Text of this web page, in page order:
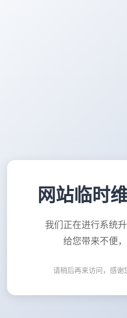
网站临时
我们正在进行系统
给您带来不便
请稍后再来访问，感谢